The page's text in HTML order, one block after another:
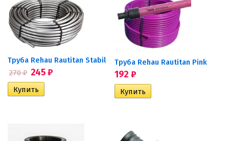
Труба Rehau Rautitan Stabil
270₽ 245₽
Труба Rehau Rautitan Pink
192 ₽